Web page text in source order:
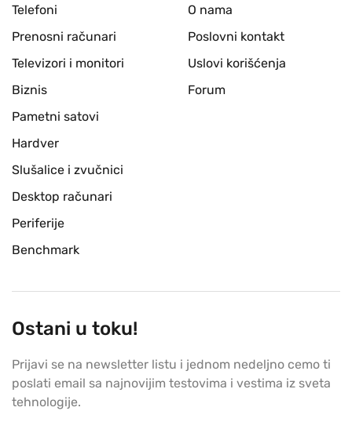
Telefoni
Prenosni računari
Televizori i monitori
Biznis
Pametni satovi
Hardver
Slušalice i zvučnici
Desktop računari
Periferije
Benchmark
O nama
Poslovni kontakt
Uslovi korišćenja
Forum
Ostani u toku!
Prijavi se na newsletter listu i jednom nedeljno cemo ti
poslati email sa najnovijim testovima i vestima iz sveta
tehnologije.